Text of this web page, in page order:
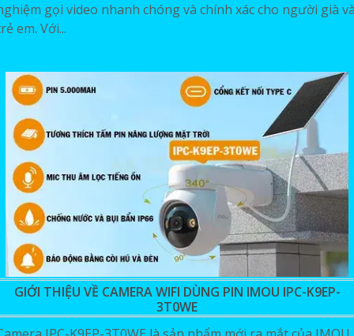
gọi video nhanh chóng và chính xác cho người già
em. Với...
GIỚI THIỆU VỀ CAMERA WIFI DÙNG PIN IMOU IPC-K9EP-
3T0WE